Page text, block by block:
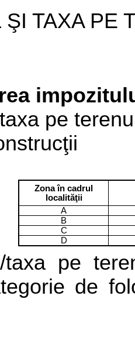
ŞI TAXA PE
pe
Zona în cadrul
localităţii
A
B
C
D
taxa pe
de